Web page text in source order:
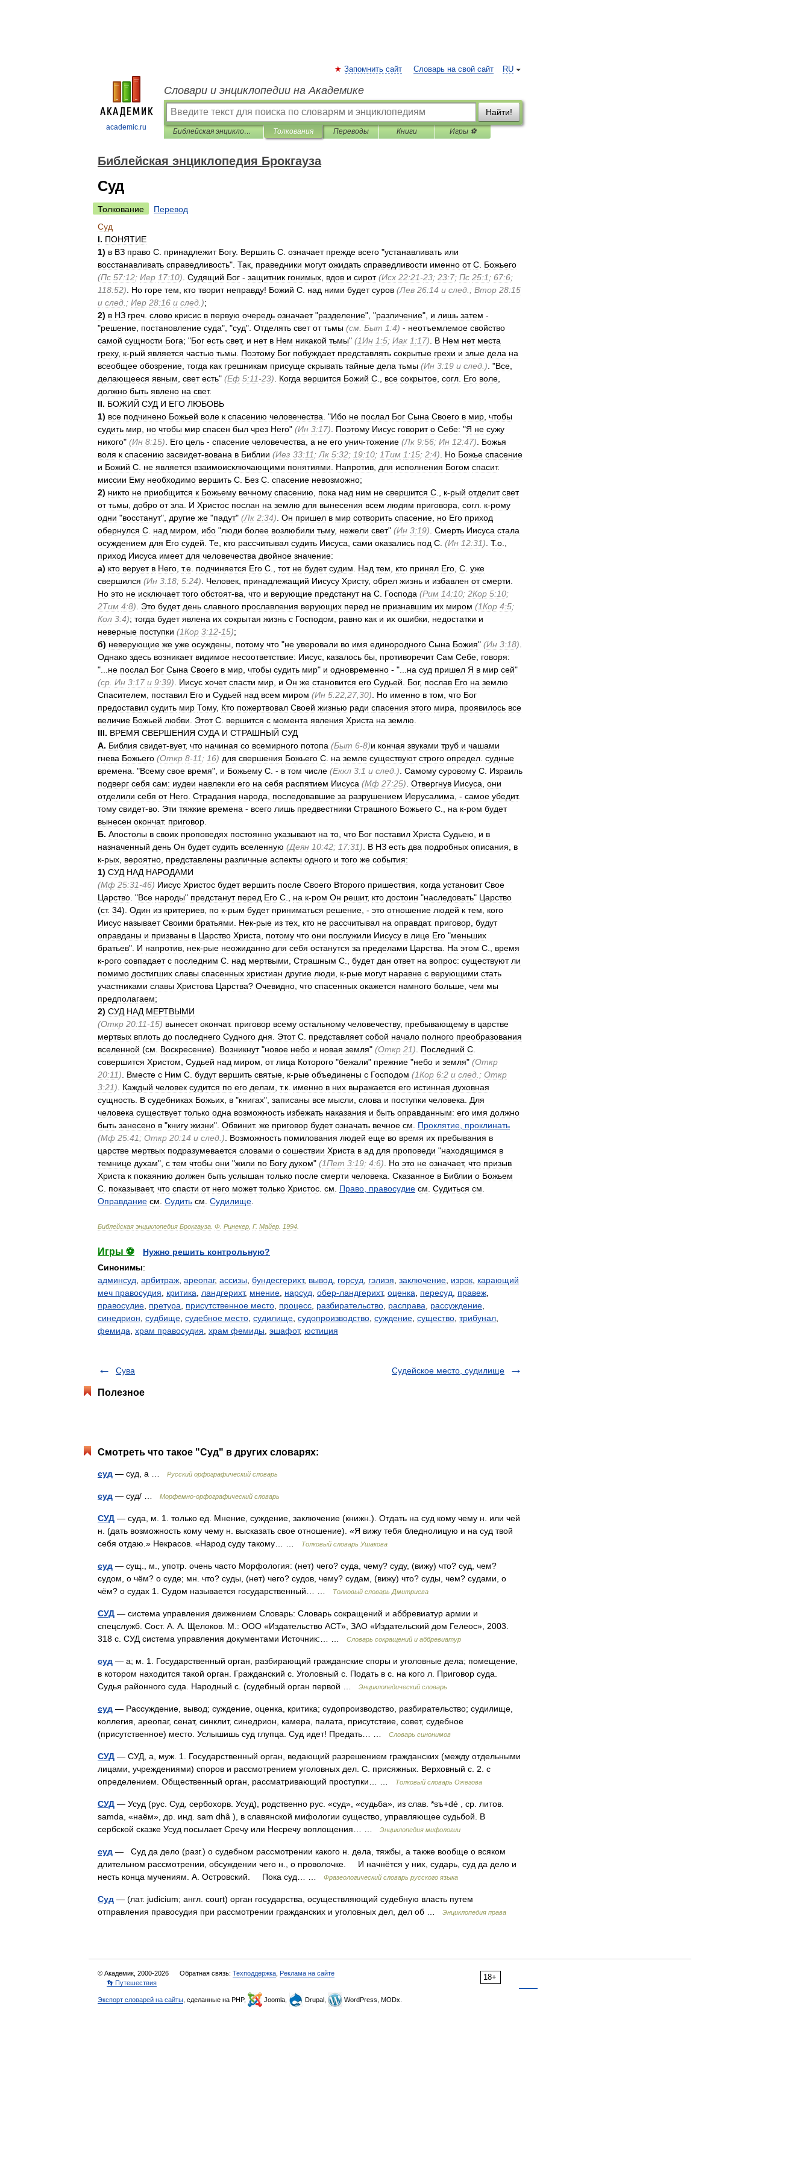
academic.ru
RU
Запомнить сайт Словарь на свой сайт
Словари и энциклопедии на Академике
Найти!
Библейская энциклопедия Брокгауза Толкования Переводы Книги Игры ⚽
Библейская энциклопедия Брокгауза
Суд
Толкование
Перевод
Суд
I. ПОНЯТИЕ
1) в ВЗ право С принадлежит Богу. Вершить С означает прежде всего "устанавливать или
восстанавливать справедливость". Так праведники могут ожидать справедливости именно от С Божьего
(Пс 57:12; Иер 17:10) Судящий Бог - защитник гонимых вдов и сирот (Исх 22:21-23; 23:7; Пс 25:1 ; 67:6;
118:52) Но горе тем кто творит неправду! Божий С над ними будет суров (Лев 26:14 и след .; Втор 28:15
и след .; Иер 28:16 и след .);
2) в НЗ греч слово крисис в первую очередь означает"разделение", "различение", и лишь затем -
"решение постановление суда", "суд". Отделять свет от тьмы (см Быт 1:4) - неотъемлемое свойство
самой сущности Бога; "Бог есть свет, и нет в Нем никакой тьмы" (1Ин 1:5; Иак 1:17) В Нем нет места
греху, к-рый является частью тьмы Поэтому Бог побуждает представлять сокрытые грехи и злые дела на
всеобщее обозрение тогда как грешникам присуще скрывать тайные дела тьмы (Ин 3:19 и след .) . "Все
делающееся явным свет есть" (Еф 5:11-23) Когда вершится Божий С все сокрытое согл Его воле
должно быть явлено на свет.
II. БОЖИЙ СУД И ЕГО ЛЮБОВЬ
1) все подчинено Божьей воле к спасению человечества . "Ибо не послал Бог Сына Своего в мир чтобы
судить мир но чтобы мир спасен был чрез Него" (Ин 3:17) Поэтому Иисус говорит о Себе: "Я не сужу
никого" (Ин 8:15) Его цель - спасение человечества а не его унич-тожение (Лк 9:56; Ин 12:47)
Божья
воля к спасению засвидет-вована в Библии (Иез 33:11 ; Лк 5:32; 19:10; 1Тим 1:15; 2:4) Но Божье спасение
и Божий С не является взаимоисключающими понятиями Напротив для исполнения Богом спасит.
миссии Ему необходимо вершить С Без С спасение невозможно;
2) никто не приобщится к Божьему вечному спасению пока над ним не свершится С к-рый отделит свет
от тьмы добро от зла И Христос послан на землю для вынесения всем людям приговора согл к-рому
одни "восстанут", другие же "падут" (Лк 2:34) Он пришел в мир сотворить спасение но Его приход
обернулся С над миром ибо "люди более возлюбили тьму, нежели свет" (Ин 3:19) Смерть Иисуса стала
осуждением для Его судей Те кто рассчитывал судить Иисуса сами оказались под С (Ин 12:31) Т.о
приход Иисуса имеет для человечества двойное значение:
а) кто верует в Него т.е подчиняется Его С тот не будет судим Над тем кто принял Его С уже
свершился (Ин 3:18; 5:24) Человек принадлежащий Иисусу Христу, обрел жизнь и избавлен от смерти
Но это не исключает того обстоят-ва что и верующие предстанут на С Господа (Рим 14:10; 2Кор 5:10;
2Тим 4:8) Это будет день славного прославления верующих перед не признавшим их миром (1Кор 4:5;
Кол 3:4); тогда будет явлена их сокрытая жизнь с Господом равно как и их ошибки недостатки и
неверные поступки (1Кор 3:12-15);
б) неверующие же уже осуждены потому что "не уверовали во имя единородного Сына Божия" (Ин 3:18)
Однако здесь возникает видимое несоответствие: Иисус казалось бы противоречит Сам Себе говоря:
"... не послал Бог Сына Своего в мир чтобы судить мир" и одновременно - "... на суд пришел Я в мир сей"
(ср Ин 3:17 и 9:39) Иисус хочет спасти мир и Он же становится его Судьей Бог, послав Его на землю
Спасителем
поставил Его и Судьей над всем миром (Ин 5:22 27 30) Но именно в том что Бог
предоставил судить мир Тому, Кто пожертвовал Своей жизнью ради спасения этого мира проявилось все
величие Божьей любви Этот С вершится с момента явления Христа на землю
III. ВРЕМЯ СВЕРШЕНИЯ СУДА И СТРАШНЫЙ СУД
А. Библия свидет-вует, что начиная со всемирного потопа (Быт 6-8)и кончая звуками труб и чашами
гнева Божьего (Откр 8-11 ; 16) для свершения Божьего С на земле существуют строго определ судные
времена . "Всему свое время", и Божьему С . - в том числе (Еккл 3:1 и след .) Самому суровому С Израиль
подверг себя сам: иудеи навлекли его на себя распятием Иисуса (Мф 27:25) Отвергнув Иисуса они
отделили себя от Него Страдания народа последовавшие за разрушением Иерусалима , - самое убедит.
тому свидет-во Эти тяжкие времена - всего лишь предвестники Страшного Божьего С на к-ром будет
вынесен окончат. приговор
Б. Апостолы в своих проповедях постоянно указывают на то что Бог поставил Христа Судьею и в
назначенный день Он будет судить вселенную (Деян 10:42; 17:31) В НЗ есть два подробных описания
в
к-рых вероятно представлены различные аспекты одного и того же события:
1) СУД НАД НАРОДАМИ
(Мф 25:31-46) Иисус Христос будет вершить после Своего Второго пришествия когда установит Свое
Царство . "Все народы" предстанут перед Его С на к-ром Он решит, кто достоин "наследовать" Царство
(ст. 34). Один из критериев по к-рым будет приниматься решение , - это отношение людей к тем
кого
Иисус называет Своими братьями Нек-рые из тех кто не рассчитывал на оправдат. приговор будут
оправданы и призваны в Царство Христа потому что они послужили Иисусу в лице Его "меньших
братьев". И напротив нек-рые неожиданно для себя останутся за пределами Царства На этом С
время
к-рого совпадает с последним С над мертвыми Страшным С будет дан ответ на вопрос: существуют ли
помимо достигших славы спасенных христиан другие люди к-рые могут наравне с верующими стать
участниками славы Христова Царства? Очевидно что спасенных окажется намного больше чем мы
предполагаем;
2) СУД НАД МЕРТВЫМИ
(Откр 20:11-15) вынесет окончат. приговор всему остальному человечеству, пребывающему в царстве
мертвых вплоть до последнего Судного дня Этот С представляет собой начало полного преобразования
вселенной (см Воскресение). Возникнут"новое небо и новая земля" (Откр 21) Последний С
совершится Христом Судьей над миром от лица Которого "бежали" прежние "небо и земля" (Откр
20:11) Вместе с Ним С будут вершить святые к-рые объединены с Господом (1Кор 6:2 и след .; Откр
3:21) Каждый человек судится по его делам т.к именно в них выражается его истинная духовная
сущность В судебниках Божьих в "книгах", записаны все мысли слова и поступки человека
Для
человека существует только одна возможность избежать наказания и быть оправданным: его имя должно
быть занесено в "книгу жизни". Обвинит. же приговор будет означать вечное см Проклятие проклинать
(Мф 25:41 ; Откр 20:14 и след .) Возможность помилования людей еще во время их пребывания в
царстве мертвых подразумевается словами о сошествии Христа в ад для проповеди "находящимся в
темнице духам", с тем чтобы они "жили по Богу духом" (1Пет 3:19; 4:6) Но это не означает, что призыв
Христа к покаянию должен быть услышан только после смерти человека Сказанное в Библии о Божьем
С показывает, что спасти от него может только Христос см Право правосудие см Судиться см
Оправдание см Судить см Судилище
Библейская энциклопедия Брокгауза Ф Ринекер Г. Майер 1994
Игры ⚽
Нужно решить контрольную?
Синонимы:
админсуд арбитраж ареопаг, ассизы бундесгерихт, вывод горсуд гэлиэя заключение изрок карающий
меч правосудия
критика ландгерихт, мнение нарсуд обер-ландгерихт, оценка пересуд правеж
правосудие претура присутственное место процесс разбирательство расправа рассуждение
синедрион судбище судебное место судилище судопроизводство суждение существо трибунал
фемида храм правосудия храм фемиды эшафот, юстиция
Сува Судейское место, судилище
Полезное
Смотреть что такое "Суд" в других словарях:
суд — суд, а … Русский орфографический словарь
суд — суд/ … Морфемно-орфографический словарь
СУД — суда, м. 1. только ед. Мнение, суждение, заключение (книжн.). Отдать на суд кому чему н. или чей
н. (дать возможность кому чему н. высказать свое отношение). «Я вижу тебя бледнолицую и на суд твой
себя отдаю.» Некрасов. «Народ суду такому… …
Толковый словарь Ушакова
суд — сущ., м., употр. очень часто Морфология: (нет) чего? суда, чему? суду, (вижу) что? суд, чем?
судом, о чём? о суде; мн. что? суды, (нет) чего? судов, чему? судам, (вижу) что? суды, чем? судами, о
чём? о судах 1. Судом называется государственный… …
Толковый словарь Дмитриева
СУД — система управления движением Словарь: Словарь сокращений и аббревиатур армии и
спецслужб. Сост. А. А. Щелоков. М.: ООО «Издательство АСТ», ЗАО «Издательский дом Гелеос», 2003.
318 с. СУД система управления документами Источник:… …
Словарь сокращений и аббревиатур
суд — а; м. 1. Государственный орган, разбирающий гражданские споры и уголовные дела; помещение,
в котором находится такой орган. Гражданский с. Уголовный с. Подать в с. на кого л. Приговор суда.
Судья районного суда. Народный с. (судебный орган первой …
Энциклопедический словарь
суд — Рассуждение, вывод; суждение, оценка, критика; судопроизводство, разбирательство; судилище,
коллегия, ареопаг, сенат, синклит, синедрион, камера, палата, присутствие, совет, судебное
(присутственное) место. Услышишь суд глупца. Суд идет! Предать… …
Словарь синонимов
СУД — СУД, а, муж. 1. Государственный орган, ведающий разрешением гражданских (между отдельными
лицами, учреждениями) споров и рассмотрением уголовных дел. С. присяжных. Верховный с. 2. с
определением. Общественный орган, рассматривающий проступки… …
Толковый словарь Ожегова
СУД — Усуд (рус. Суд, сербохорв. Усуд), родственно рус. «суд», «судьба», из слав. *sъ+dé , ср. литов.
samda, «наём», др. инд. sam dhâ ), в славянской мифологии существо, управляющее судьбой. В
сербской сказке Усуд посылает Сречу или Несречу воплощения… …
Энциклопедия мифологии
суд — Суд да дело (разг.) о судебном рассмотрении какого н. дела, тяжбы, а также вообще о всяком
длительном рассмотрении, обсуждении чего н., о проволочке. И начнётся у них, сударь, суд да дело и
несть конца мучениям. А. Островский. Пока суд… …
Фразеологический словарь русского языка
Суд — (лат. judicium; англ. court) орган государства, осуществляющий судебную власть путем
отправления правосудия при рассмотрении гражданских и уголовных дел, дел об …
Энциклопедия права
18+
© Академик, 2000-2026 Обратная связь: Техподдержка Реклама на сайте
👣 Путешествия
Экспорт словарей на сайты , сделанные на PHP, Joomla, Drupal, WordPress, MODx.